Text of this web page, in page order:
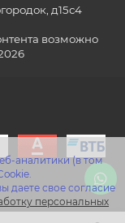
аналитики (в том
даете свое согласие
персональных
д15с4
возможно